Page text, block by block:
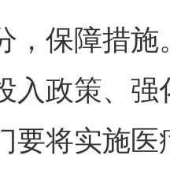
保障措施
入政策、
要将实施